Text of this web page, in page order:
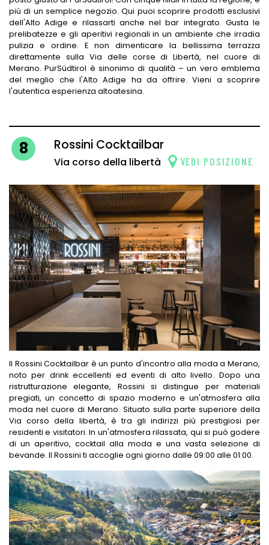
più di un semplice negozio. Qui puoi scoprire prodotti esclusivi
dell'Alto Adige e rilassarti anche nel bar integrato. Gusta le
prelibatezze e gli aperitivi regionali in un ambiente che irradia
pulizia e ordine. E non dimenticare la bellissima terrazza
direttamente sulla Via delle corse di Libertà, nel cuore di
Merano. PurSüdtirol è sinonimo di qualità – un vero emblema
del meglio che l'Alto Adige ha da offrire. Vieni a scoprire
l'autentica esperienza altoatesina.
8 Rossini Cocktailbar
Via corso della libertà VEDI POSIZIONE
Il Rossini Cocktailbar è un punto d'incontro alla moda a Merano,
noto per drink eccellenti ed eventi di alto livello. Dopo una
ristrutturazione elegante, Rossini si distingue per materiali
pregiati, un concetto di spazio moderno e un'atmosfera alla
moda nel cuore di Merano. Situato sulla parte superiore della
Via corso della libertà, è tra gli indirizzi più prestigiosi per
residenti e visitatori. In un'atmosfera rilassata, qui si può godere
di un aperitivo, cocktail alla moda e una vasta selezione di
bevande. Il Rossini ti accoglie ogni giorno dalle 09:00 alle 01:00.